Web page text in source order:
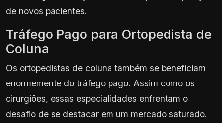
de novos pacientes.
Tráfego Pago para Ortopedista de
Coluna
Os ortopedistas de coluna também se beneficiam
enormemente do tráfego pago. Assim como os
cirurgiões, essas especialidades enfrentam o
desafio de se destacar em um mercado saturado.